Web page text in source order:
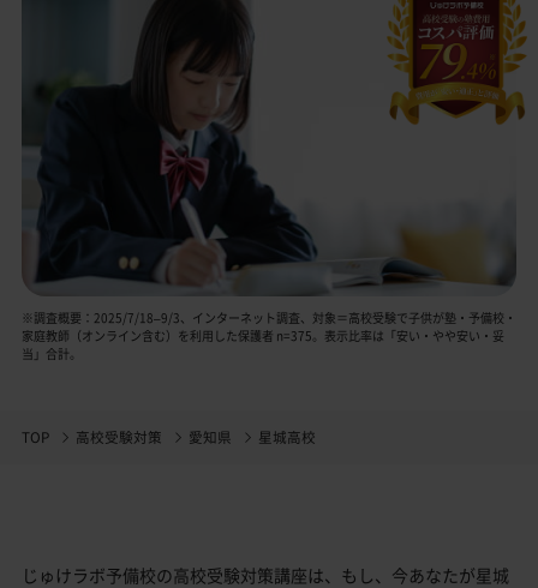
※調査概要：2025/7/18–9/3、インターネット調査、対象＝高校受験で子供が塾・予備校・
家庭教師（オンライン含む）を利用した保護者 n=375。表示比率は「安い・やや安い・妥
当」合計。
TOP 高校受験対策 愛知県 星城高校
じゅけラボ予備校の高校受験対策講座は、もし、今あなたが星城